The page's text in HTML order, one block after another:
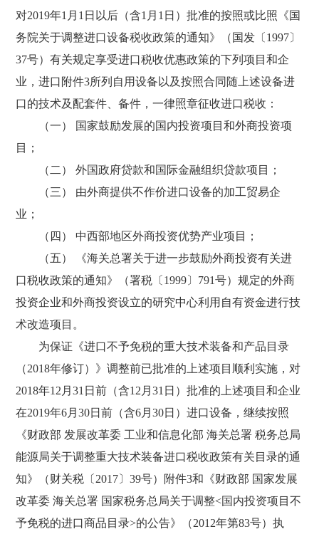
对2019年1月1日以后（含1月1日）批准的按照或比照《国
务院关于调整进口设备税收政策的通知》（国发〔1997〕
37号）有关规定享受进口税收优惠政策的下列项目和企
业，进口附件3所列自用设备以及按照合同随上述设备进
口的技术及配套件、备件，一律照章征收进口税收：
（一） 国家鼓励发展的国内投资项目和外商投资项
目；
（二） 外国政府贷款和国际金融组织贷款项目；
（三） 由外商提供不作价进口设备的加工贸易企
业；
（四） 中西部地区外商投资优势产业项目；
（五） 《海关总署关于进一步鼓励外商投资有关进
口税收政策的通知》（署税〔1999〕791号）规定的外商
投资企业和外商投资设立的研究中心利用自有资金进行技
术改造项目。
为保证《进口不予免税的重大技术装备和产品目录
（2018年修订）》调整前已批准的上述项目顺利实施，对
2018年12月31日前（含12月31日）批准的上述项目和企业
在2019年6月30日前（含6月30日）进口设备，继续按照
《财政部 发展改革委 工业和信息化部 海关总署 税务总局
能源局关于调整重大技术装备进口税收政策有关目录的通
知》（财关税〔2017〕39号）附件3和《财政部 国家发展
改革委 海关总署 国家税务总局关于调整<国内投资项目不
予免税的进口商品目录>的公告》（2012年第83号）执